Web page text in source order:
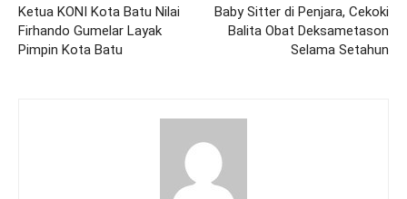
Ketua KONI Kota Batu Nilai
Firhando Gumelar Layak
Pimpin Kota Batu
Baby Sitter di Penjara, Cekoki
Balita Obat Deksametason
Selama Setahun